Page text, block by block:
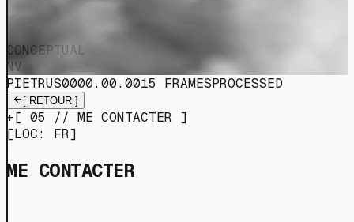
CONCEPTUAL
NV
PIETRUS0000.00.0015 FRAMESPROCESSED
[ RETOUR ]
+[ 05 // ME CONTACTER ]
[LOC: FR]
ME CONTACTER